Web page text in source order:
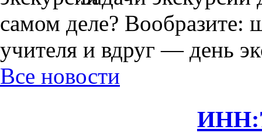
самом деле? Вообразите:
учителя и вдруг — день
Все новости
ИНН: